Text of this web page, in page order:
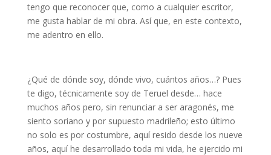
tengo que reconocer que, como a cualquier escritor,
me gusta hablar de mi obra. Así que, en este contexto,
me adentro en ello.
¿Qué de dónde soy, dónde vivo, cuántos años…? Pues
te digo, técnicamente soy de Teruel desde… hace
muchos años pero, sin renunciar a ser aragonés, me
siento soriano y por supuesto madrileño; esto último
no solo es por costumbre, aquí resido desde los nueve
años, aquí he desarrollado toda mi vida, he ejercido mi